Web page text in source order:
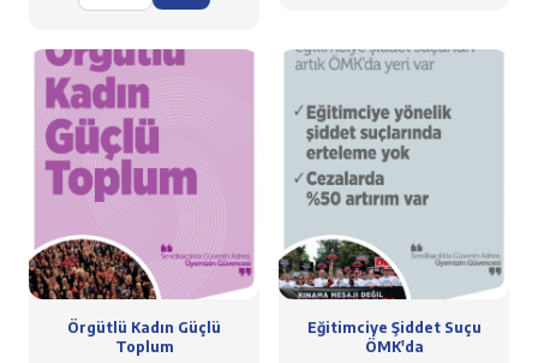
Örgütlü Kadın Güçlü
Toplum
Eğitimciye Şiddet Suçu
ÖMK'da